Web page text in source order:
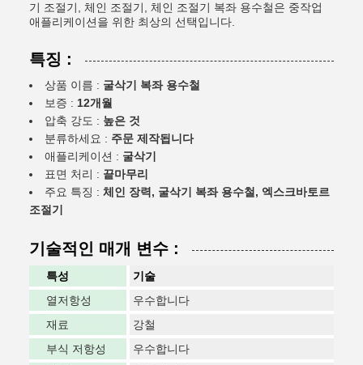
기 조절기, 체인 조절기, 체인 조절기 복좌 용수철은 중작업
애플리케이션을 위한 최상의 선택입니다.
특징 :
상품 이름 : 굴삭기 복좌 용수철
보증 : 12개월
압축 강도 : 높은 것
분류하세요 : 주문 제작됩니다
애플리케이션 : 굴삭기
표면 처리 : 끝마무리
주요 특징 : 체인 장력, 굴삭기 복좌 용수철, 엑스크바토르
조절기
기술적인 매개 변수 :
특성
기술
열저항성
우수합니다
재료
강철
부식 저항성
우수합니다